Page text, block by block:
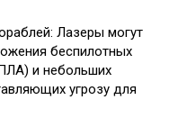
Лазеры могут
беспилотных
и небольших
угрозу для